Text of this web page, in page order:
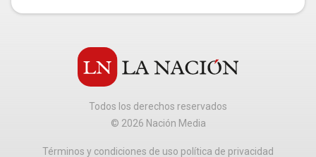
Todos los derechos reservados
© 2026 Nación Media
Términos y condiciones de uso política de privacidad